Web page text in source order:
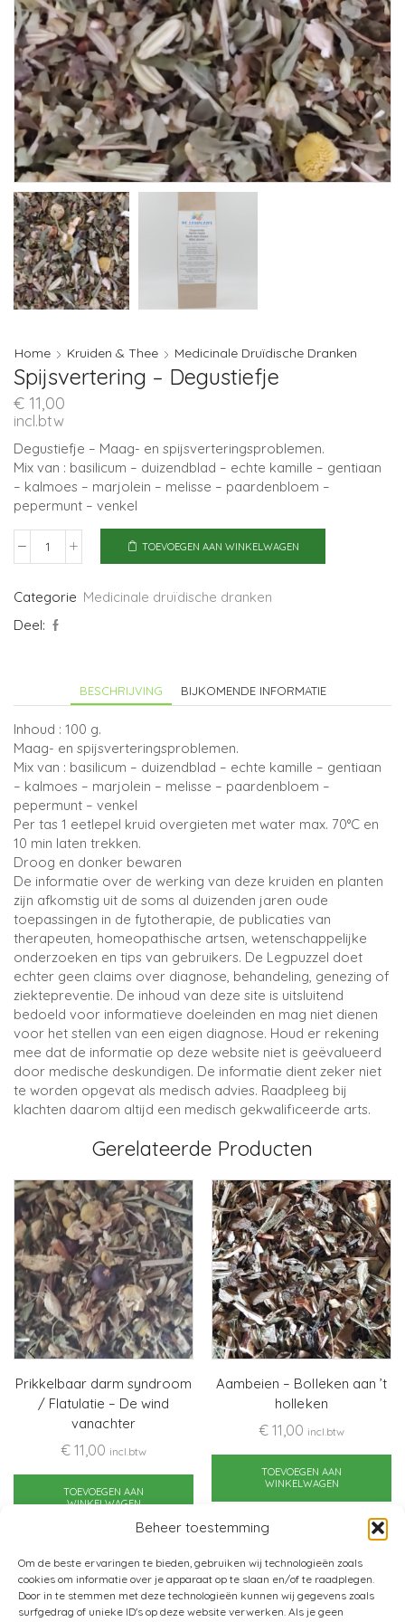
Beheer toestemming
Om de beste ervaringen te bieden, gebruiken wij technologieën zoals
cookies om informatie over je apparaat op te slaan en/of te raadplegen.
Door in te stemmen met deze technologieën kunnen wij gegevens zoals
surfgedrag of unieke ID's op deze website verwerken. Als je geen
Home Kruiden & Thee Medicinale Druïdische Dranken
Spijsvertering – Degustiefje
€ 11,00
incl.btw
Degustiefje – Maag- en spijsverteringsproblemen.
Mix van : basilicum – duizendblad – echte kamille – gentiaan
– kalmoes – marjolein – melisse – paardenbloem –
pepermunt – venkel
Spijsvertering
Degustiefje
aantal
TOEVOEGEN AAN WINKELWAGEN
Categorie Medicinale druïdische dranken
Deel:
BESCHRIJVING BIJKOMENDE INFORMATIE
Inhoud : 100 g.
Maag- en spijsverteringsproblemen.
Mix van : basilicum – duizendblad – echte kamille – gentiaan
– kalmoes – marjolein – melisse – paardenbloem –
pepermunt – venkel
Per tas 1 eetlepel kruid overgieten met water max. 70°C en
10 min laten trekken.
Droog en donker bewaren
De informatie over de werking van deze kruiden en planten
zijn afkomstig uit de soms al duizenden jaren oude
toepassingen in de fytotherapie, de publicaties van
therapeuten, homeopathische artsen, wetenschappelijke
onderzoeken en tips van gebruikers. De Legpuzzel doet
echter geen claims over diagnose, behandeling, genezing of
ziektepreventie. De inhoud van deze site is uitsluitend
bedoeld voor informatieve doeleinden en mag niet dienen
voor het stellen van een eigen diagnose. Houd er rekening
mee dat de informatie op deze website niet is geëvalueerd
door medische deskundigen. De informatie dient zeker niet
te worden opgevat als medisch advies. Raadpleeg bij
klachten daarom altijd een medisch gekwalificeerde arts.
Gerelateerde Producten
Prikkelbaar darm syndroom
/ Flatulatie – De wind
vanachter
€ 11,00 incl.btw
TOEVOEGEN AAN
WINKELWAGEN
Aambeien – Bolleken aan ’t
holleken
€ 11,00 incl.btw
TOEVOEGEN AAN
WINKELWAGEN